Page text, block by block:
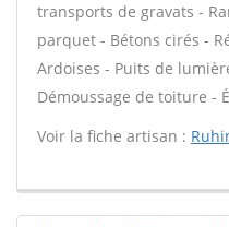
transports de gravats -
parquet - Bétons cirés -
Ardoises - Puits de
Démoussage de toiture -
Voir la fiche artisan :